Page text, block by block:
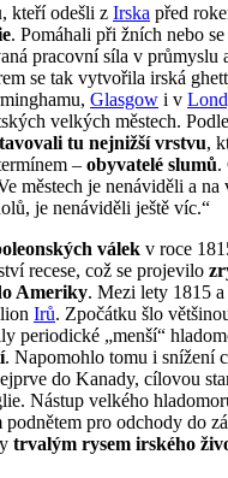
, kteří odešli z Irska před
. Pomáhali při žních nebo
pracovní síla v průmyslu
se tak vytvořila irská
Glasgow i v
velkých městech.
tu nejnižší vrstvu,
– obyvatelé slumů.
městech je nenáviděli a na
je nenáviděli ještě víc.“
válek v roce
recese, což se projevilo
Ameriky. Mezi lety 1815
Irů. Zpočátku šlo
periodické „menší“
. Napomohlo tomu i snížení
do Kanady, cílovou
Nástup velkého
podnětem pro odchody do
trvalým rysem irského